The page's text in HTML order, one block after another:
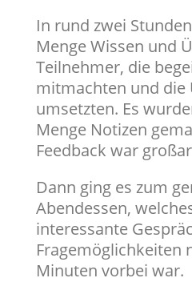
In rund zwei
Menge Wissen und
Teilnehmer, die
mitmachten und die
umsetzten. Es
Menge Notizen
Feedback war
Dann ging es zum
Abendessen,
interessante
Fragemöglichkeiten
Minuten vorbei war.